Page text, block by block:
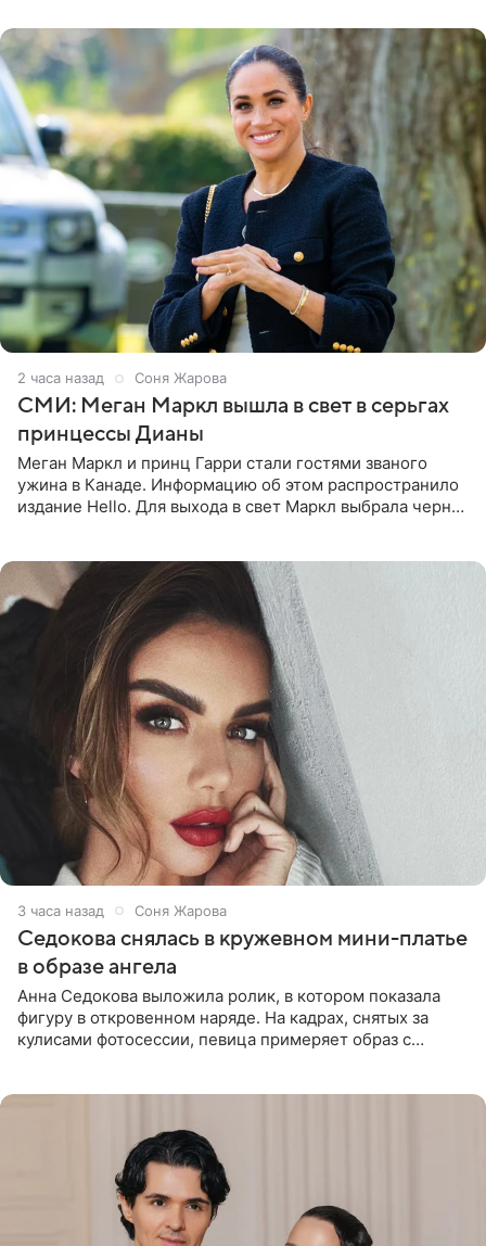
2 часа назад Соня Жарова
СМИ: Меган Маркл вышла в свет в серьгах
принцессы Дианы
Меган Маркл и принц Гарри стали гостями званого
ужина в Канаде. Информацию об этом распространило
издание Hello. Для выхода в свет Маркл выбрала черное
3 часа назад Соня Жарова
Седокова снялась в кружевном мини-платье
в образе ангела
Анна Седокова выложила ролик, в котором показала
фигуру в откровенном наряде. На кадрах, снятых за
кулисами фотосессии, певица примеряет образ с